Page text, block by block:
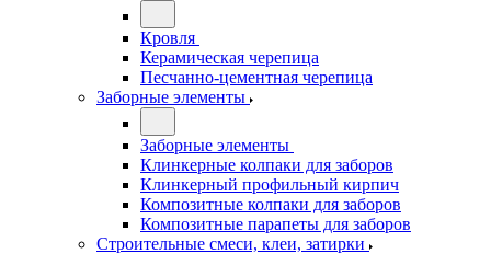
Кровля
Керамическая черепица
Песчанно-цементная черепица
Заборные элементы
Заборные элементы
Клинкерные колпаки для заборов
Клинкерный профильный кирпич
Композитные колпаки для заборов
Композитные парапеты для заборов
Строительные смеси, клеи, затирки